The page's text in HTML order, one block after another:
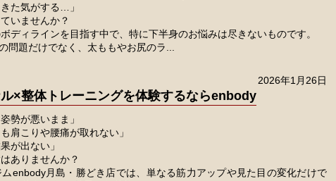
た気がする…」
いませんか？
ディラインを目指す中で、特に下半身のお悩みは尽きないものです。
問題だけでなく、太ももやお尻のラ...
×整体トレーニングを体験するならenbody
2026年1月26日
勢が悪いまま」
肩こりや腰痛が取れない」
が出ない」
ありませんか？
enbody月島・勝どき店では、単なる筋力アップや見た目の変化だけで